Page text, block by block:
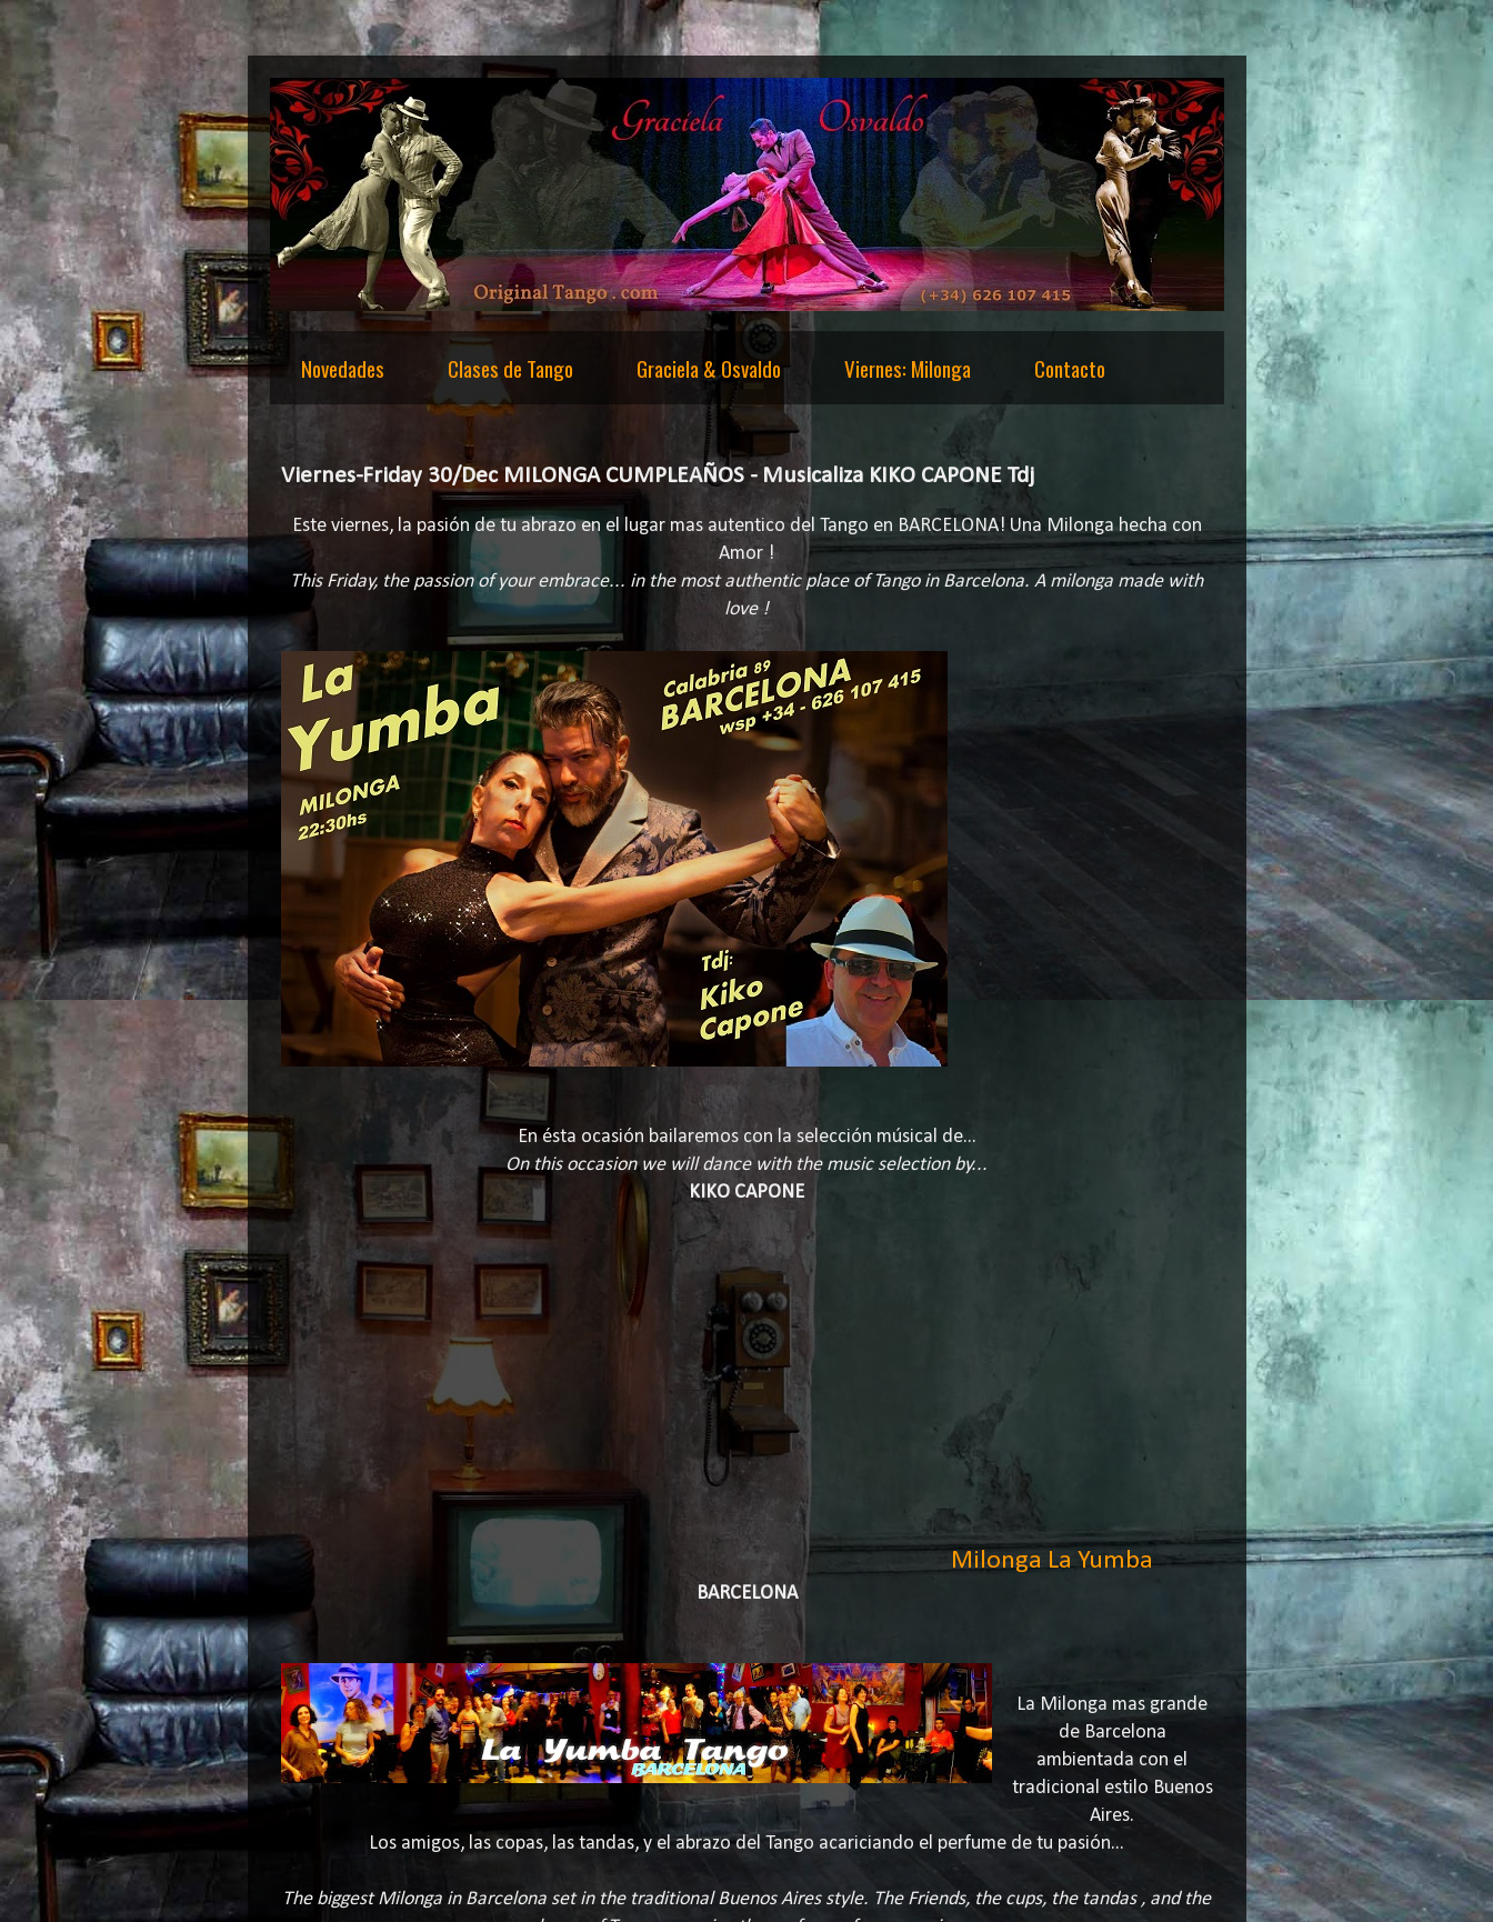
Novedades Clases de Tango Graciela & Osvaldo Viernes: Milonga Contacto
Viernes-Friday 30/Dec MILONGA CUMPLEAÑOS - Musicaliza KIKO CAPONE Tdj
Este viernes, la pasión de tu abrazo en el lugar mas autentico del Tango en BARCELONA! Una Milonga hecha con
Amor !
This Friday, the passion of your embrace... in the most authentic place of Tango in Barcelona. A milonga made with
love !
En ésta ocasión bailaremos con la selección músical de...
On this occasion we will dance with the music selection by...
KIKO CAPONE
Milonga La Yumba
BARCELONA
La Milonga mas grande
de Barcelona
ambientada con el
tradicional estilo Buenos
Aires.
Los amigos, las copas, las tandas, y el abrazo del Tango acariciando el perfume de tu pasión...
The biggest Milonga in Barcelona set in the traditional Buenos Aires style. The Friends, the cups, the tandas , and the